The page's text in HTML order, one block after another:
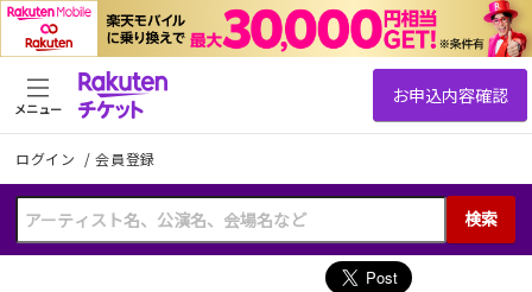
ログイン /会員登録
検索
メニュー